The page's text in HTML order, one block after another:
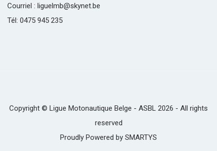
Courriel : liguelmb@skynet.be
Tél: 0475 945 235
Copyright © Ligue Motonautique Belge - ASBL 2026 - All rights
reserved
Proudly Powered by SMARTYS